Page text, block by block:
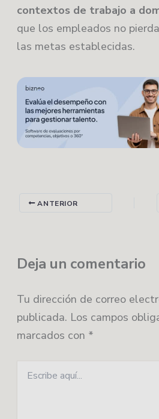
contextos de trabajo a
que los empleados no
las metas establecidas.
ANTERIOR
Deja un comentario
Tu dirección de correo
publicada. Los campos
marcados con *
aquí...